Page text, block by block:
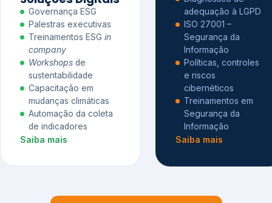
Governança ESG
Palestras executivas
Treinamentos ESG in
company
Workshops de
sustentabilidade
Capacitação em
mudanças climáticas
Automação da coleta
de indicadores
Saiba mais
adequação à LGPD
ISO 27001 –
Segurança da
Informação
Políticas, controles
e riscos
cibernéticos
Treinamentos em
Segurança da
Informação
Saiba mais